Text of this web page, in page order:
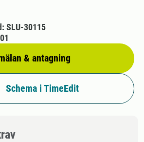
& antagning
SLU-30115
Schema i TimeEdit